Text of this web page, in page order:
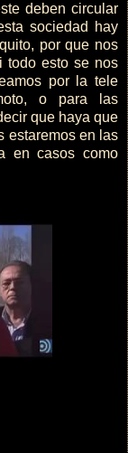
deben circular
sociedad hay
por que nos
todo esto se nos
por la tele
o para las
que haya que
estaremos en las
en casos como